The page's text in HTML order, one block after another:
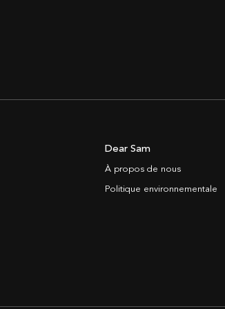
Dear Sam
À propos de nous
Politique environnementale